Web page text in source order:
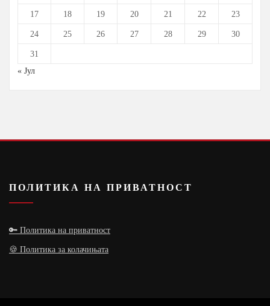
17 18 19 20 21 22 23
24 25 26 27 28 29 30
31
« Јул
ПОЛИТИКА НА ПРИВАТНОСТ
🔑 Политика на приватност
🍪 Политика за колачињата